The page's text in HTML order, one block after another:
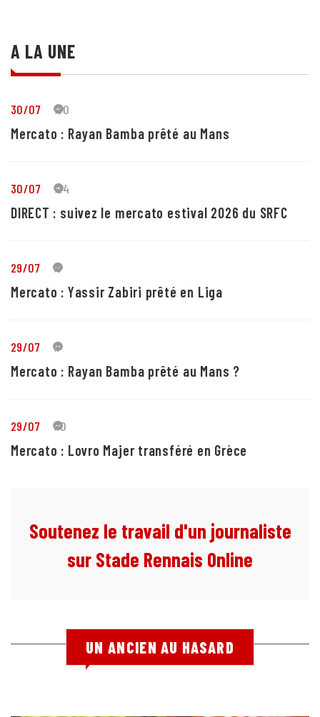
A LA UNE
30/07 30
Mercato : Rayan Bamba prêté au Mans
30/07 24
DIRECT : suivez le mercato estival 2026 du SRFC
29/07 5
Mercato : Yassir Zabiri prêté en Liga
29/07 1
Mercato : Rayan Bamba prêté au Mans ?
29/07 10
Mercato : Lovro Majer transféré en Grèce
Soutenez le travail d'un journaliste
sur Stade Rennais Online
UN ANCIEN AU HASARD